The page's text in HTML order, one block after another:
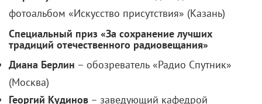
фотоальбом «Искусство присутствия» (Казань)
Специальный приз «За сохранение лучших
традиций отечественного радиовещания»
Диана Берлин – обозреватель «Радио Спутник»
(Москва)
Георгий Кудинов – заведующий кафедрой